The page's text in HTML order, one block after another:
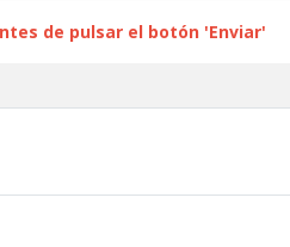
de pulsar el botón 'Enviar'